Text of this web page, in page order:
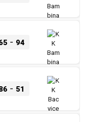
- 94
- 51